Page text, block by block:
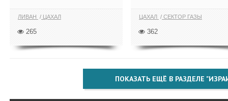
ЛИВАН ЦАХАЛ
265
ЦАХАЛ СЕКТОР ГАЗЫ
362
ПОКАЗАТЬ ЕЩЁ В РАЗДЕЛЕ